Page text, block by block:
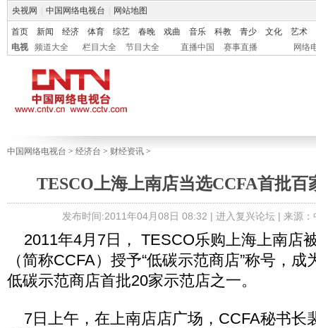
央视网 中国网络电视台 网站地图
首页 新闻 经济 体育 综艺 春晚 戏曲 音乐 科教 青少 文化
艺术
电视
频道大全 栏目大全 节目大全 直播中国 赛事直播 网络
中国网络电视台 > 经济台 > 财经资讯 >
TESCO上海上南店当选CCFA首批百
发布时间:2011年04月08日 08:32 | 进入复兴论坛| 来源：
2011年4月7日， TESCO乐购上海上南店
（简称CCFA）授予“低碳示范商店”称号，
低碳示范商店首批20家示范店之一。
7日上午，在上南店店广场，CCFA秘书长